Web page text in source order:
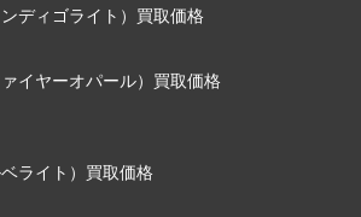
ディゴライト）買取価格
イヤーオパール）買取価格
ライト）買取価格